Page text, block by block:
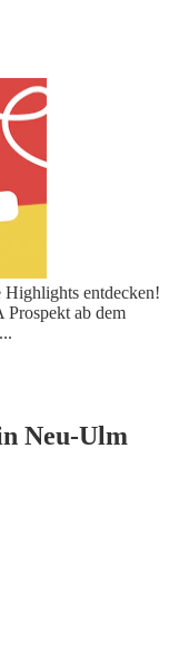
entdecken!
Prospekt ab dem
...
Neu-Ulm